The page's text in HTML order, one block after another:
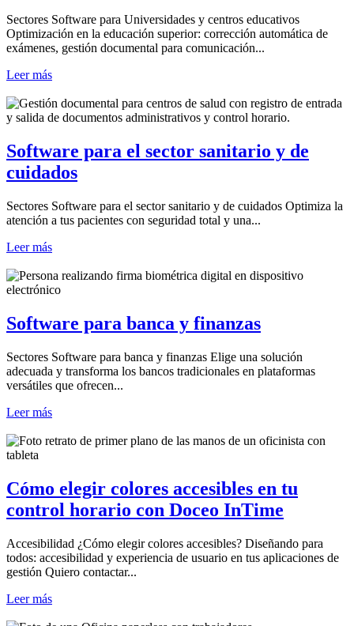
Sectores Software para Universidades y centros educativos
Optimización en la educación superior: corrección automática de
exámenes, gestión documental para comunicación...
Leer más
Software para el sector sanitario y de
cuidados
Sectores Software para el sector sanitario y de cuidados Optimiza la
atención a tus pacientes con seguridad total y una...
Leer más
Software para banca y finanzas
Sectores Software para banca y finanzas Elige una solución
adecuada y transforma los bancos tradicionales en plataformas
versátiles que ofrecen...
Leer más
Cómo elegir colores accesibles en tu
control horario con Doceo InTime
Accesibilidad ¿Cómo elegir colores accesibles? Diseñando para
todos: accesibilidad y experiencia de usuario en tus aplicaciones de
gestión Quiero contactar...
Leer más